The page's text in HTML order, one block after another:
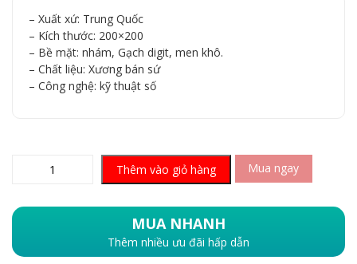
– Xuất xứ: Trung Quốc
– Kích thước: 200×200
– Bề mặt: nhám, Gạch digit, men khô.
– Chất liệu: Xương bán sứ
– Công nghệ: kỹ thuật số
Thêm vào giỏ hàng Mua ngay
MUA NHANH
Thêm nhiều ưu đãi hấp dẫn